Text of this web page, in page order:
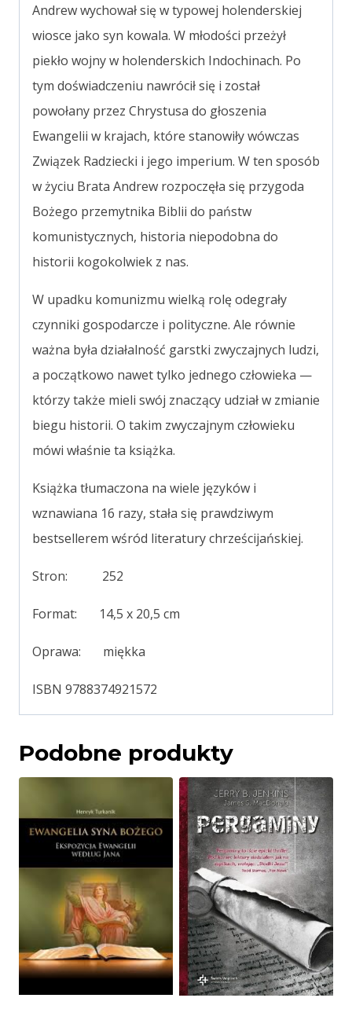
Andrew wychował się w typowej holenderskiej
wiosce jako syn kowala. W młodości przeżył
piekło wojny w holenderskich Indochinach. Po
tym doświadczeniu nawrócił się i został
powołany przez Chrystusa do głoszenia
Ewangelii w krajach, które stanowiły wówczas
Związek Radziecki i jego imperium. W ten sposób
w życiu Brata Andrew rozpoczęła się przygoda
Bożego przemytnika Biblii do państw
komunistycznych, historia niepodobna do
historii kogokolwiek z nas.
W upadku komunizmu wielką rolę odegrały
czynniki gospodarcze i polityczne. Ale równie
ważna była działalność garstki zwyczajnych ludzi,
a początkowo nawet tylko jednego człowieka —
którzy także mieli swój znaczący udział w zmianie
biegu historii. O takim zwyczajnym człowieku
mówi właśnie ta książka.
Książka tłumaczona na wiele języków i
wznawiana 16 razy, stała się prawdziwym
bestsellerem wśród literatury chrześcijańskiej.
Stron: 252
Format: 14,5 x 20,5 cm
Oprawa: miękka
ISBN 9788374921572
Podobne produkty